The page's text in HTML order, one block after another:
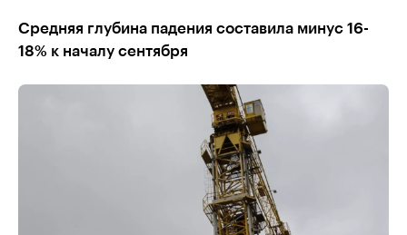
Средняя глубина падения составила минус 16-
18% к началу сентября